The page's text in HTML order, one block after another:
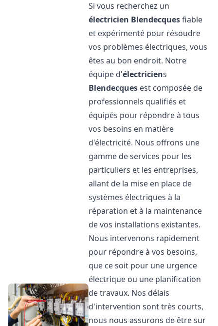
Si vous recherchez un
électricien Blendecquesfiable
et expérimenté pour résoudre
vos problèmes électriques, vous
êtes au bon endroit. Notre
équipe d'électriciens
Blendecques est composée de
professionnels qualifiés et
équipés pour répondre à tous
vos besoins en matière
d'électricité. Nous offrons une
gamme de services pour les
particuliers et les entreprises,
allant de la mise en place de
systèmes électriques à la
réparation et à la maintenance
de vos installations existantes.
Nous intervenons rapidement
pour répondre à vos besoins,
que ce soit pour une urgence
électrique ou une planification
de travaux. Nos délais
d'intervention sont très courts,
nous nous assurons de être sur